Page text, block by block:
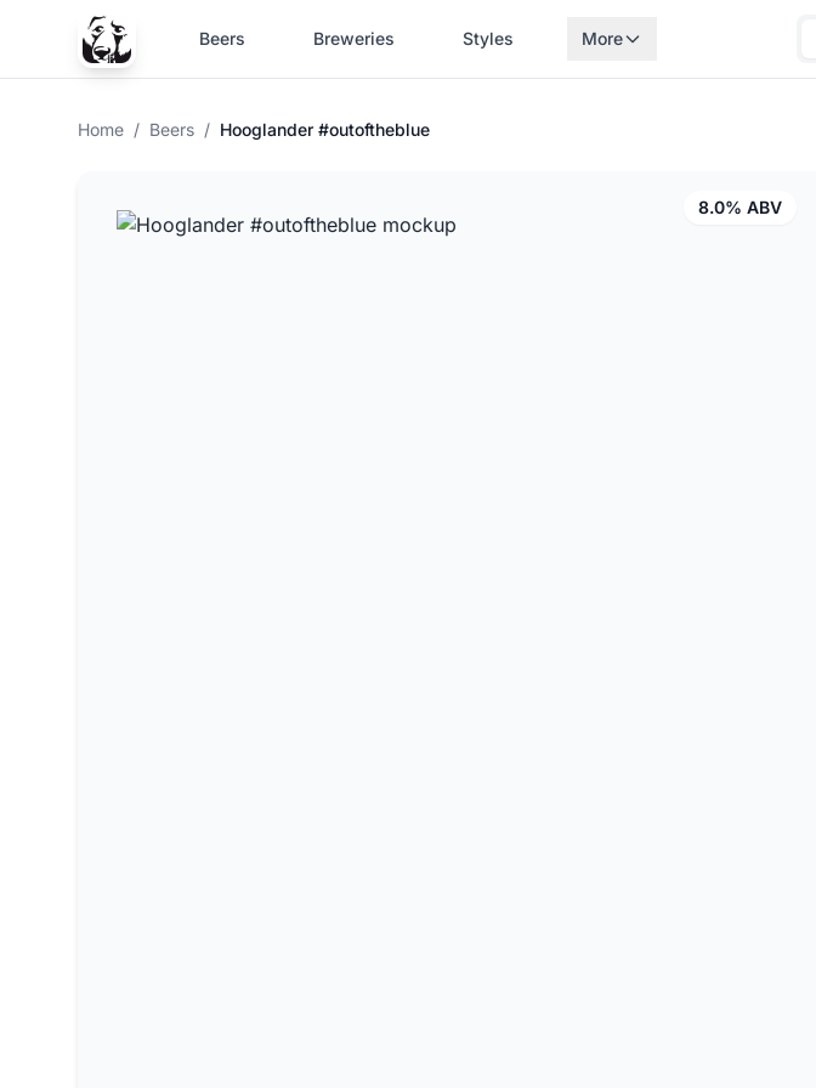
Beers Breweries Styles More
Home / Beers / Hooglander #outoftheblue
8.0% ABV